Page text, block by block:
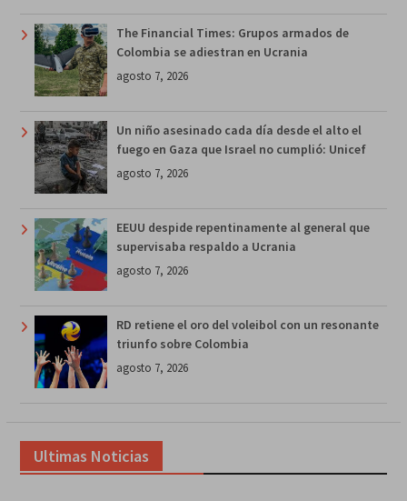
The Financial Times: Grupos armados de
Colombia se adiestran en Ucrania
agosto 7, 2026
Un niño asesinado cada día desde el alto el
fuego en Gaza que Israel no cumplió: Unicef
agosto 7, 2026
EEUU despide repentinamente al general que
supervisaba respaldo a Ucrania
agosto 7, 2026
RD retiene el oro del voleibol con un resonante
triunfo sobre Colombia
agosto 7, 2026
Ultimas Noticias